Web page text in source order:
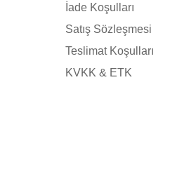
İade Koşulları
Satış Sözleşmesi
Teslimat Koşulları
KVKK & ETK